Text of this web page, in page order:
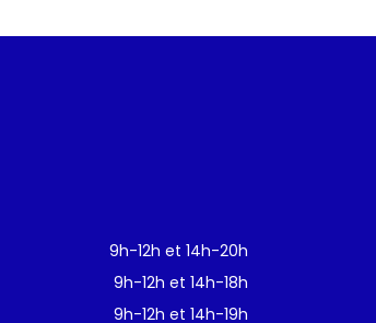
9h-12h et 14h-20h
9h-12h et 14h-18h
9h-12h et 14h-19h